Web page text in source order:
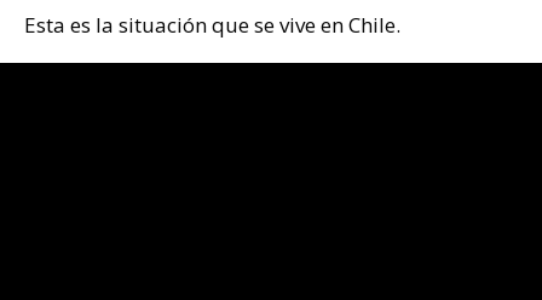
Esta es la situación que se vive en Chile.